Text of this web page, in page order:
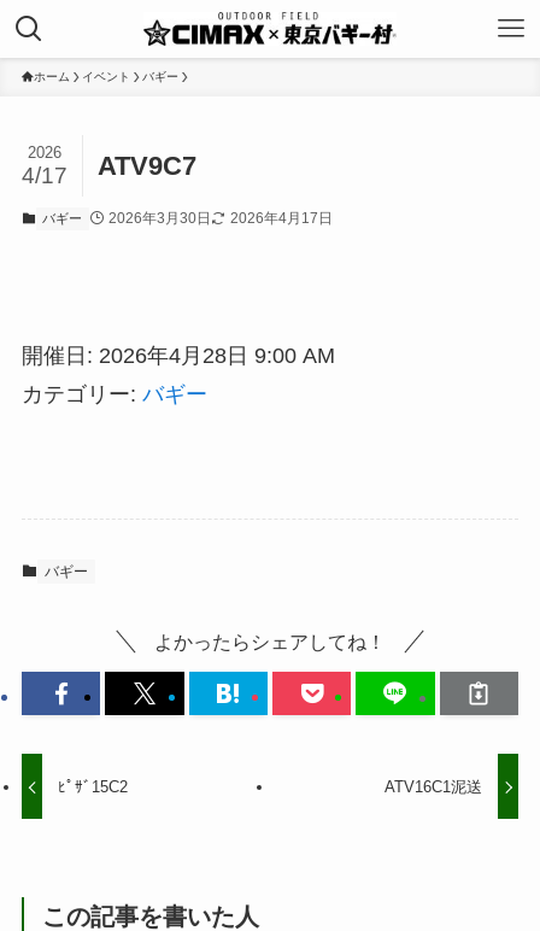
ホーム イベント バギー
ATV9C7
2026
4/17
バギー 2026年3月30日 2026年4月17日
開催日: 2026年4月28日 9:00 AM
カテゴリー: バギー
バギー
よかったらシェアしてね！
ﾋﾟｻﾞ15C2 ATV16C1泥送
この記事を書いた人